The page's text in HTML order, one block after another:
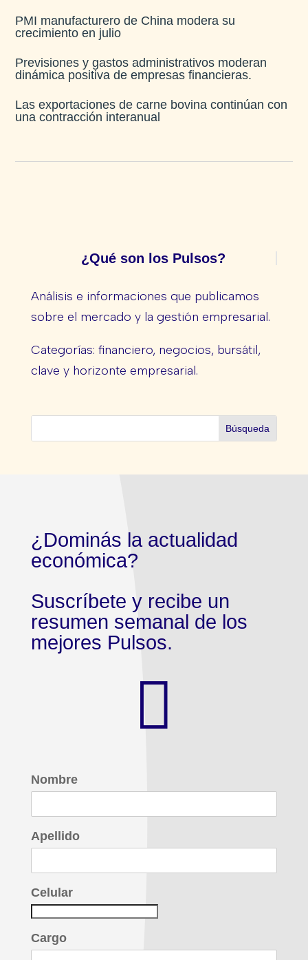
PMI manufacturero de China modera su
crecimiento en julio​
Previsiones y gastos administrativos moderan
dinámica positiva de empresas financieras​.
Las exportaciones de carne bovina continúan con
una contracción interanual
¿Qué son los Pulsos?
Análisis e informaciones que publicamos
sobre el mercado y la gestión empresarial.
Categorías: financiero, negocios, bursátil,
clave y horizonte empresarial.
¿Dominás la actualidad
económica?
Suscríbete y recibe un
resumen semanal de los
mejores Pulsos.

Nombre
Apellido
Celular
Cargo